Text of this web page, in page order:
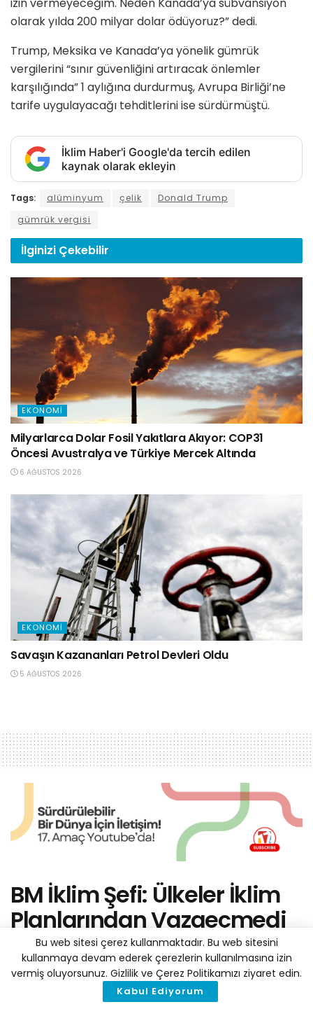
olarak yılda 200 milyar dolar ödüyoruz?” dedi.
Trump, Meksika ve Kanada’ya yönelik gümrük
vergilerini “sınır güvenliğini artıracak önlemler
karşılığında” 1 aylığına durdurmuş, Avrupa Birliği’ne
tarife uygulayacağı tehditlerini ise sürdürmüştü.
İklim Haber'i Google'da tercih edilen
kaynak olarak ekleyin
Tags: alüminyum çelik
Donald Trump
gümrük vergisi
İlginizi Çekebilir
EKONOMI
Milyarlarca Dolar Fosil Yakıtlara Akıyor: COP31
Öncesi Avustralya ve Türkiye Mercek Altında
6 AĞUSTOS 2026
EKONOMI
Savaşın Kazananları Petrol Devleri Oldu
5 AĞUSTOS 2026
BM İklim Şefi: Ülkeler İklim
Planlarından Vazgeçmedi
Haber Merkezi
10 Şubat 2025
Reading Time: 2 mins read
A
Bu web sitesi çerez kullanmaktadır. Bu web sitesini
kullanmaya devam ederek çerezlerin kullanılmasına izin
vermiş oluyorsunuz. Gizlilik ve Çerez Politikamızı ziyaret edin.
Kabul Ediyorum